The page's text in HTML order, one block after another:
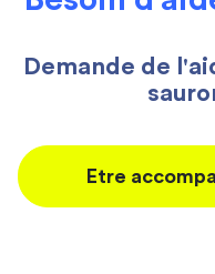
Demande de
Etre